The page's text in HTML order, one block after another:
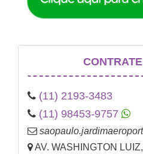
(11) 2193-3483
(11) 98453-9757
AV. WASHINGTON